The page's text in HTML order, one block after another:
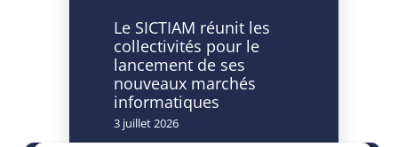
Le SICTIAM réunit les
collectivités pour le
lancement de ses
nouveaux marchés
informatiques
3 juillet 2026